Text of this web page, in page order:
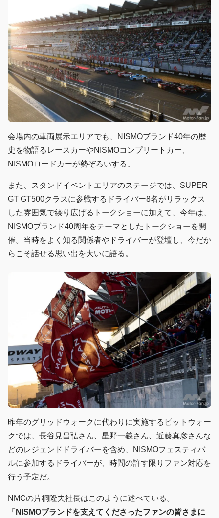
会場内の車両展示エリアでも、NISMOブランド40年の歴
史を物語るレースカーやNISMOコンプリートカー、
NISMOロードカーが勢ぞろいする。
また、スタンドイベントエリアのステージでは、SUPER
GT GT500クラスに参戦するドライバー8名がリラックス
した雰囲気で繰り広げるトークショーに加えて、今年は、
NISMOブランド40周年をテーマとしたトークショーを開
催。当時をよく知る関係者やドライバーが登壇し、今だか
らこそ話せる思い出を大いに語る。
昨年のグリッドウォークに代わりに実施するピットウォー
クでは、長谷見昌弘さん、星野一義さん、近藤真彦さんな
どのレジェンドドライバーを含め、NISMOフェスティバ
ルに参加するドライバーが、時間の許す限りファン対応を
行う予定だ。
NMCの片桐隆夫社長はこのように述べている。
「NISMOブランドを支えてくださったファンの皆さまに